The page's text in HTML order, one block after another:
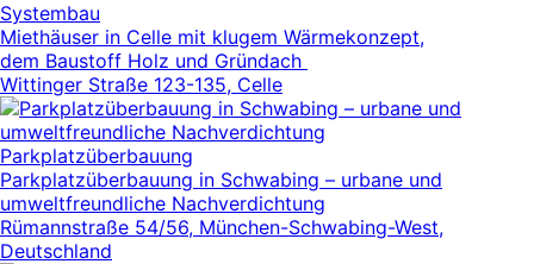
Systembau
Miethäuser in Celle mit klugem Wärmekonzept,
dem Baustoff Holz und Gründach
Wittinger Straße 123-135, Celle
Parkplatzüberbauung
Parkplatzüberbauung in Schwabing – urbane und
umweltfreundliche Nachverdichtung
Rümannstraße 54/56, München-Schwabing-West,
Deutschland